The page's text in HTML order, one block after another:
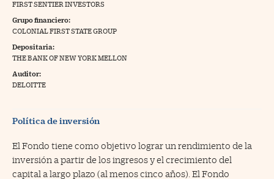
Trading
a Cinco Días
FIRST SENTIER INVESTORS
Grupo financiero:
COLONIAL FIRST STATE GROUP
Depositaria:
THE BANK OF NEW YORK MELLON
Auditor:
DELOITTE
Política de inversión
El Fondo tiene como objetivo lograr un rendimiento de la
inversión a partir de los ingresos y el crecimiento del
capital a largo plazo (al menos cinco años). El Fondo